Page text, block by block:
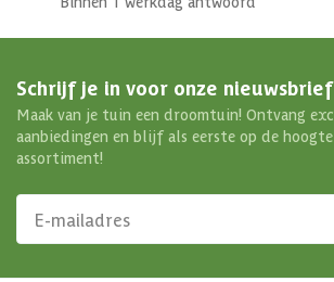
Schrijf je in voor onze nieuwsbrief
Maak van je tuin een droomtuin! Ontvang
aanbiedingen en blijf als eerste op de hoogte
assortiment!